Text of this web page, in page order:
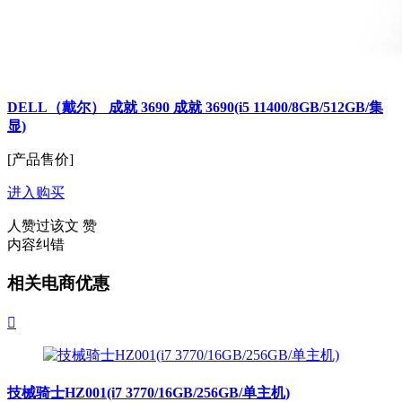
DELL（戴尔） 成就 3690 成就 3690(i5 11400/8GB/512GB/集
显)
[产品售价]
进入购买
人赞过该文 赞
内容纠错
相关电商优惠

技械骑士HZ001(i7 3770/16GB/256GB/单主机)